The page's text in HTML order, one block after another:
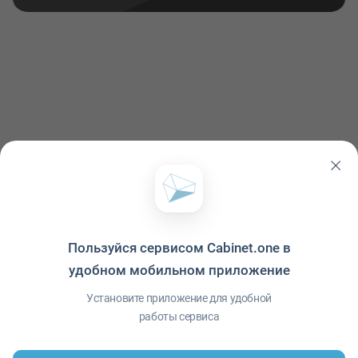
Политика конфиденциальности Условия использования
Приложение© ООО "Межрегиональный Информационный центр"
Пользуйся сервисом Cabinet.one в
удобном мобильном приложение
Установите приложение для удобной
работы сервиса